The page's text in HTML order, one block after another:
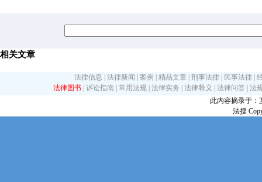
相关文章
法律信息 法律新闻 案例 精品文章 刑事法律 民事法律
法律图书 诉讼指南 常用法规 法律实务 法律释义 法律问答
法
此内容摘录于：
法搜